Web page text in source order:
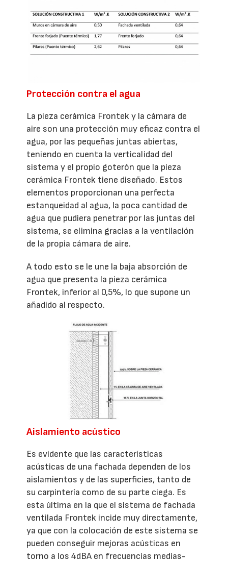
Protección contra el agua
La pieza cerámica Frontek y la cámara de
aire son una protección muy eficaz contra el
agua, por las pequeñas juntas abiertas,
teniendo en cuenta la verticalidad del
sistema y el propio goterón que la pieza
cerámica Frontek tiene diseñado. Estos
elementos proporcionan una perfecta
estanqueidad al agua, la poca cantidad de
agua que pudiera penetrar por las juntas del
sistema, se elimina gracias a la ventilación
de la propia cámara de aire.
A todo esto se le une la baja absorción de
agua que presenta la pieza cerámica
Frontek, inferior al 0,5%, lo que supone un
añadido al respecto.
Aislamiento acústico
Es evidente que las características
acústicas de una fachada dependen de los
aislamientos y de las superficies, tanto de
su carpintería como de su parte ciega. Es
esta última en la que el sistema de fachada
ventilada Frontek incide muy directamente,
ya que con la colocación de este sistema se
pueden conseguir mejoras acústicas en
torno a los 4dBA en frecuencias medias-